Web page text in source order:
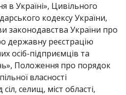
в Україні», Цивільного
кодексу України,
законодавства України про
державну реєстрацію
осіб-підприємців та
Положення про порядок
власності
селищ, міст області,